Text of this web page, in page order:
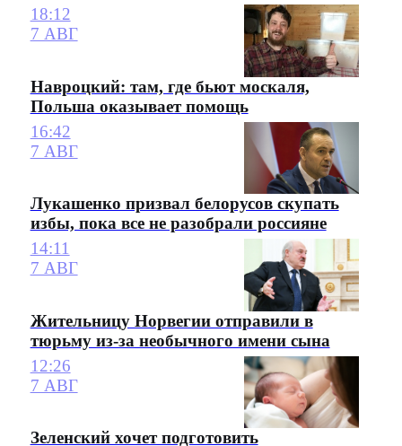
18:12
7 АВГ
Навроцкий: там, где бьют москаля,
Польша оказывает помощь
16:42
7 АВГ
Лукашенко призвал белорусов скупать
избы, пока все не разобрали россияне
14:11
7 АВГ
Жительницу Норвегии отправили в
тюрьму из-за необычного имени сына
12:26
7 АВГ
Зеленский хочет подготовить